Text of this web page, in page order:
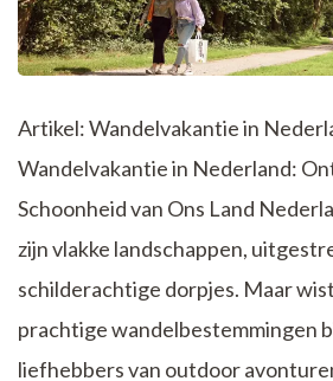
Artikel: Wandelvakantie in
Wandelvakantie in Nederland:
Schoonheid van Ons Land
zijn vlakke landschappen,
schilderachtige dorpjes. Maar
prachtige wandelbestemmingen
liefhebbers van outdoor